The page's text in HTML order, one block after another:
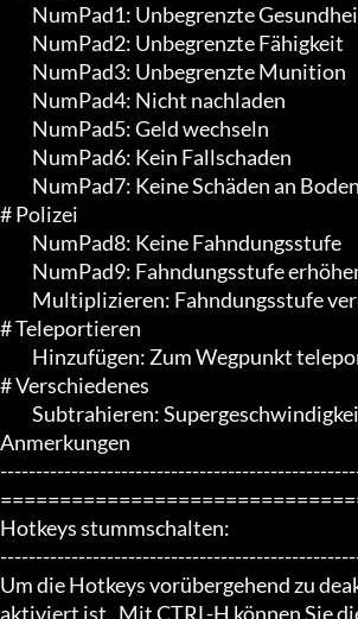
# Polizei
# Teleportieren
# Verschiedenes
Anmerkungen
Hotkeys stummschalten:
Um die Hotkeys vorübergehend zu
aktiviert ist.  Mit CTRL-H können Sie